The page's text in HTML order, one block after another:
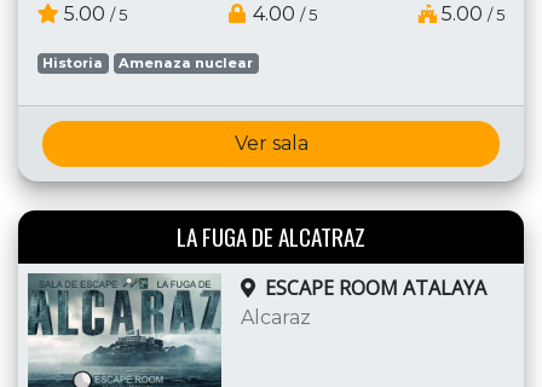
5.00 / 5 4.00 / 5 5.00 / 5
Historia Amenaza nuclear
Ver sala
LA FUGA DE ALCATRAZ
ESCAPE ROOM ATALAYA
Alcaraz